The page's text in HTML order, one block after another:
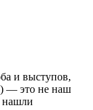
и выступов,
— это не наш
нашли